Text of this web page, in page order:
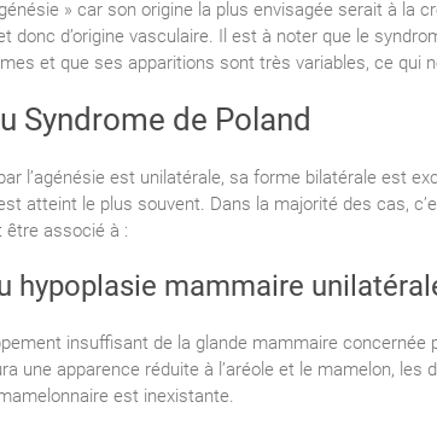
» car son origine la plus envisagée serait à la
donc d’origine vasculaire. Il est à noter que le
et que ses apparitions sont très variables, ce qui
Syndrome de Poland
l’agénésie est unilatérale, sa forme bilatérale est
atteint le plus souvent. Dans la majorité des cas,
être associé à :
hypoplasie mammaire
insuffisant de la glande mammaire
une apparence réduite à l’aréole et le mamelon, les
est inexistante.